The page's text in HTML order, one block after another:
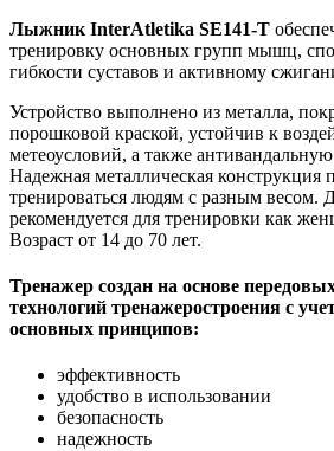
Лыжник InterAtletika SE141-Т
тренировку основных групп мышц,
гибкости суставов и активному
Устройство выполнено из металла,
порошковой краской, устойчив к
метеоусловий, а также
Надежная металлическая конструкция
тренироваться людям с разным весом.
рекомендуется для тренировки как
Возраст от 14 до 70 лет.
Тренажер создан на основе
технологий тренажеростроения с
основных принципов:
эффективность
удобство в использовании
безопасность
надежность